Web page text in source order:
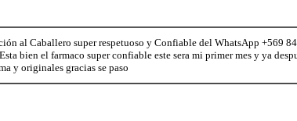
al Caballero super respetuoso y Confiable del WhatsApp +569
bien el farmaco super confiable este sera mi primer mes y ya
y originales gracias se paso